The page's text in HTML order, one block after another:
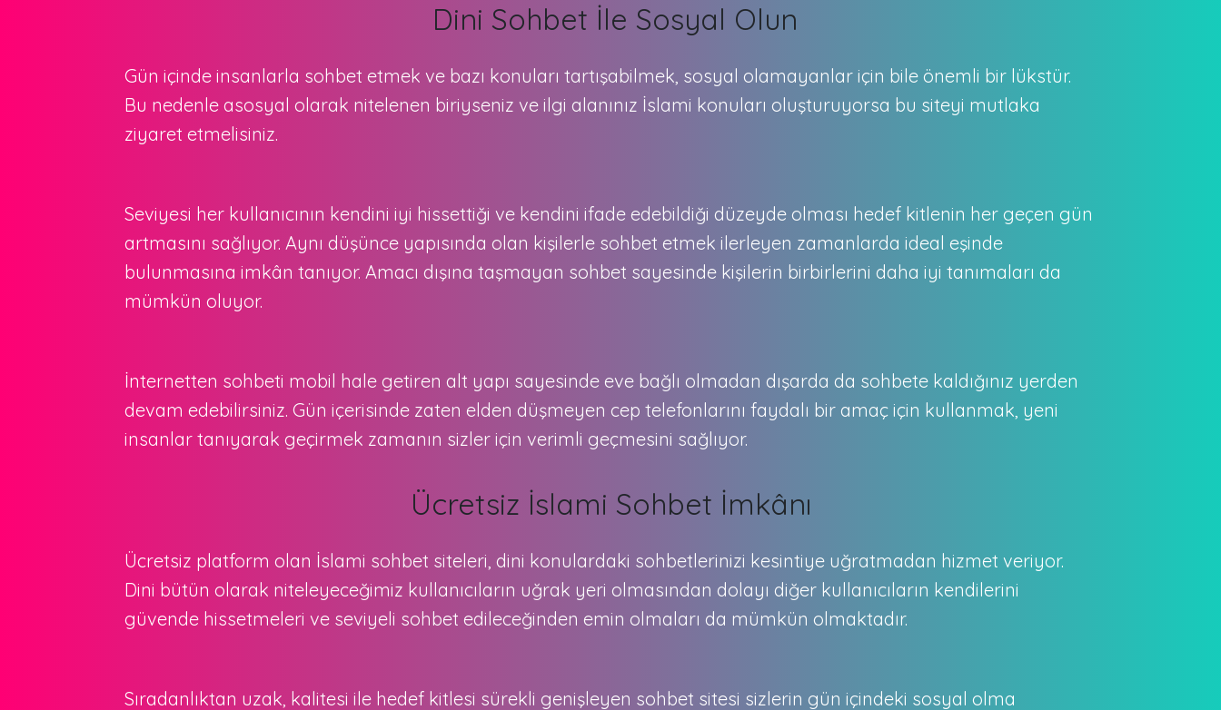
Dini Sohbet İle Sosyal Olun
Gün içinde insanlarla sohbet etmek ve bazı konuları tartışabilmek, sosyal olamayanlar için bile önemli bir lükstür.
Bu nedenle asosyal olarak nitelenen biriyseniz ve ilgi alanınız İslami konuları oluşturuyorsa bu siteyi mutlaka
ziyaret etmelisiniz.
Seviyesi her kullanıcının kendini iyi hissettiği ve kendini ifade edebildiği düzeyde olması hedef kitlenin her geçen gün
artmasını sağlıyor. Aynı düşünce yapısında olan kişilerle sohbet etmek ilerleyen zamanlarda ideal eşinde
bulunmasına imkân tanıyor. Amacı dışına taşmayan sohbet sayesinde kişilerin birbirlerini daha iyi tanımaları da
mümkün oluyor.
İnternetten sohbeti mobil hale getiren alt yapı sayesinde eve bağlı olmadan dışarda da sohbete kaldığınız yerden
devam edebilirsiniz. Gün içerisinde zaten elden düşmeyen cep telefonlarını faydalı bir amaç için kullanmak, yeni
insanlar tanıyarak geçirmek zamanın sizler için verimli geçmesini sağlıyor.
Ücretsiz İslami Sohbet İmkânı
Ücretsiz platform olan İslami sohbet siteleri, dini konulardaki sohbetlerinizi kesintiye uğratmadan hizmet veriyor.
Dini bütün olarak niteleyeceğimiz kullanıcıların uğrak yeri olmasından dolayı diğer kullanıcıların kendilerini
güvende hissetmeleri ve seviyeli sohbet edileceğinden emin olmaları da mümkün olmaktadır.
Sıradanlıktan uzak, kalitesi ile hedef kitlesi sürekli genişleyen sohbet sitesi sizlerin gün içindeki sosyal olma